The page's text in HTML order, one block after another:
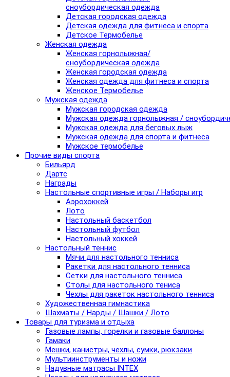
сноубордическая одежда
Детская городская одежда
Детская одежда для фитнеса и спорта
Детское Термобелье
Женская одежда
Женская горнолыжная/
сноубордическая одежда
Женская городская одежда
Женская одежда для фитнеса и спорта
Женское Термобелье
Мужская одежда
Мужская городская одежда
Мужская одежда горнолыжная /
Мужская одежда для беговых лыж
Мужская одежда для спорта и фитнеса
Мужское термобелье
Прочие виды спорта
Бильярд
Дартс
Награды
Настольные спортивные игры / Наборы игр
Аэрохоккей
Лото
Настольный баскетбол
Настольный футбол
Настольный хоккей
Настольный теннис
Мячи для настольного тенниса
Ракетки для настольного тенниса
Сетки для настольного тенниса
Столы для настольного тениса
Чехлы для ракеток настольного тенниса
Художественная гимнастика
Шахматы / Нарды / Шашки / Лото
Товары для туризма и отдыха
Газовые лампы, горелки и газовые баллоны
Гамаки
Мешки, канистры, чехлы, сумки, рюкзаки
Мультиинструменты и ножи
Надувные матрасы INTEX